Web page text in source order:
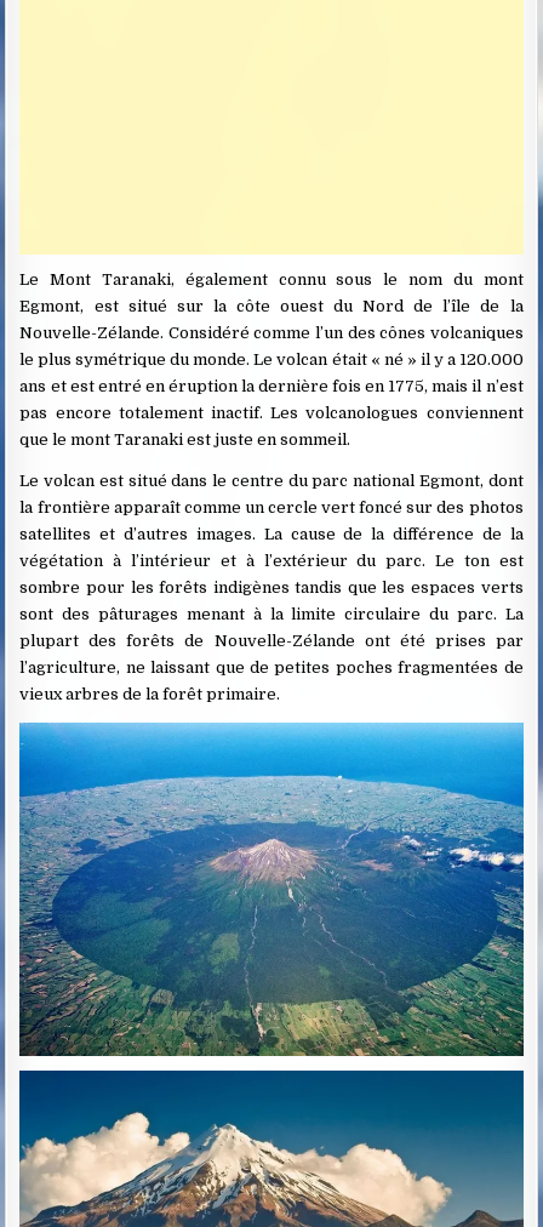
Le Mont Taranaki, également connu sous le nom du mont
Egmont, est situé sur la côte ouest du Nord de l’île de la
Nouvelle-Zélande. Considéré comme l’un des cônes volcaniques
le plus symétrique du monde. Le volcan était « né » il y a 120.000
ans et est entré en éruption la dernière fois en 1775, mais il n’est
pas encore totalement inactif. Les volcanologues conviennent
que le mont Taranaki est juste en sommeil.
Le volcan est situé dans le centre du parc national Egmont, dont
la frontière apparaît comme un cercle vert foncé sur des photos
satellites et d’autres images. La cause de la différence de la
végétation à l’intérieur et à l’extérieur du parc. Le ton est
sombre pour les forêts indigènes tandis que les espaces verts
sont des pâturages menant à la limite circulaire du parc. La
plupart des forêts de Nouvelle-Zélande ont été prises par
l’agriculture, ne laissant que de petites poches fragmentées de
vieux arbres de la forêt primaire.